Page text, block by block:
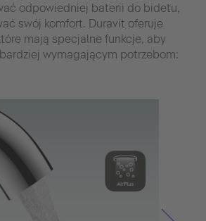
odpowiedniej baterii do bidetu,
swój komfort. Duravit oferuje
mają specjalne funkcje, aby
wymagającym potrzebom: